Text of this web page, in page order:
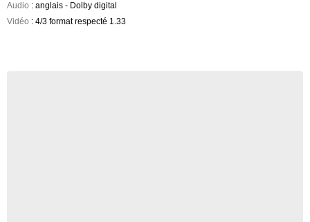
Audio : anglais - Dolby digital
Vidéo : 4/3 format respecté 1.33